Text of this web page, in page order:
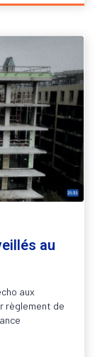
au
aux
règlement de